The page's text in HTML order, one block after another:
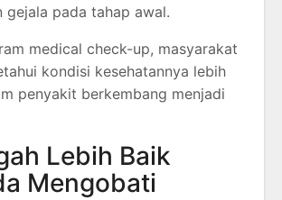
gejala pada tahap awal.
medical check-up, masyarakat
kondisi kesehatannya lebih
penyakit berkembang menjadi
Lebih Baik
Mengobati